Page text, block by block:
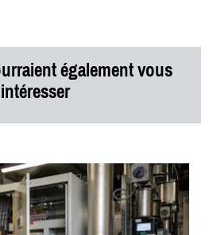
également vous
intéresser